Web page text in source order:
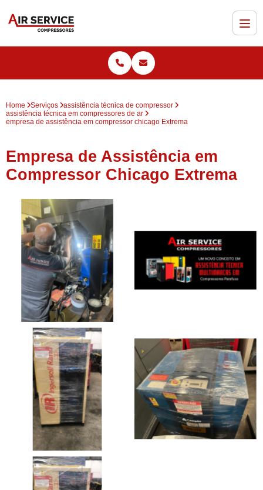
Home Serviços
assistência técnica de compressor
assistência técnica em compressores de ar
empresa de assistência em compressor chicago Extrema
Empresa de Assistência em
Compressor Chicago Extrema